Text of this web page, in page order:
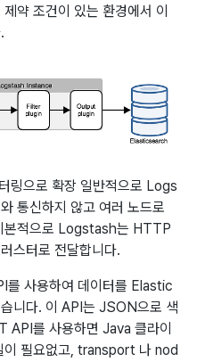
약 조건이 있는 환경에서 이
링으로 확장 일반적으로 Logs
통신하지 않고 여러 노드로
본적으로 Logstash는 HTTP
스터로 전달합니다.
사용하여 데이터를 Elastic
니다. 이 API는 JSON으로 색
API를 사용하면 Java 클라이
이 필요없고, transport 나 nod